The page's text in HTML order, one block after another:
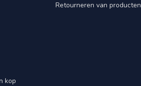
kop
Retourneren van producten